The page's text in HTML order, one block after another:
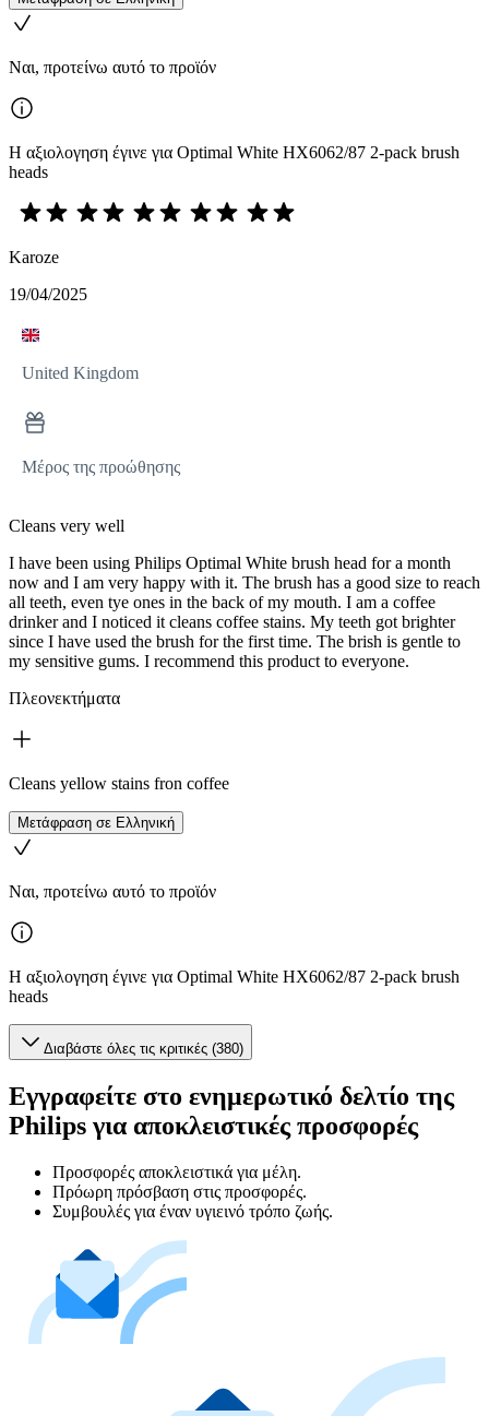
Ναι, προτείνω αυτό το προϊόν
Η αξιολογηση έγινε για Optimal White HX6062/87 2-pack brush
heads
Karoze
19/04/2025
United Kingdom
Μέρος της προώθησης
Cleans very well
I have been using Philips Optimal White brush head for a month
now and I am very happy with it. The brush has a good size to reach
all teeth, even tye ones in the back of my mouth. I am a coffee
drinker and I noticed it cleans coffee stains. My teeth got brighter
since I have used the brush for the first time. The brish is gentle to
my sensitive gums. I recommend this product to everyone.
Πλεονεκτήματα
Cleans yellow stains fron coffee
Μετάφραση σε Ελληνική
Ναι, προτείνω αυτό το προϊόν
Η αξιολογηση έγινε για Optimal White HX6062/87 2-pack brush
heads
Διαβάστε όλες τις κριτικές (380)
Εγγραφείτε στο ενημερωτικό δελτίο της
Philips για αποκλειστικές προσφορές
Προσφορές αποκλειστικά για μέλη.
Πρόωρη πρόσβαση στις προσφορές.
Συμβουλές για έναν υγιεινό τρόπο ζωής.